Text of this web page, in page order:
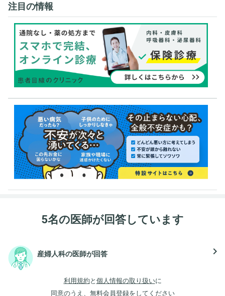
注目の情報
5名の医師が回答しています
産婦人科の医師が回答 navigate_next
利用規約 と 個人情報の取り扱いに
同意のうえ、無料会員登録をしてください